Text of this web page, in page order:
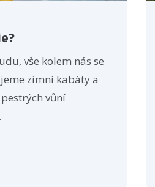
vše kolem nás se
zimní kabáty a
vůní